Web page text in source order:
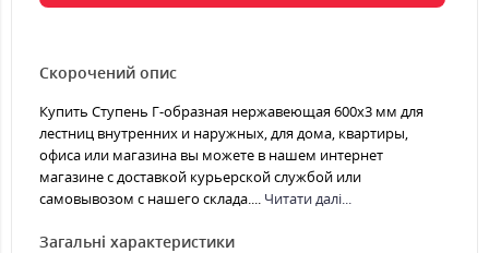
Скорочений опис
Купить Ступень Г-образная нержавеющая 600x3 мм для
лестниц внутренних и наружных, для дома, квартиры,
офиса или магазина вы можете в нашем интернет
магазине с доставкой курьерской службой или
самовывозом с нашего склада.... Читати далі...
Загальні характеристики